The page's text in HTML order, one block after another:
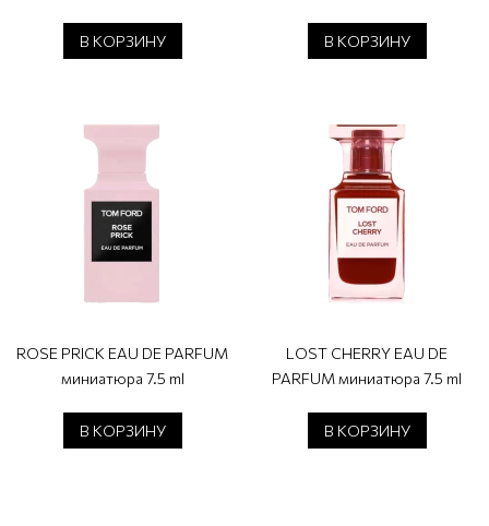
В КОРЗИНУ В КОРЗИНУ
ROSE PRICK EAU DE PARFUM
миниатюра 7.5 ml
В КОРЗИНУ
LOST CHERRY EAU DE
PARFUM миниатюра 7.5 ml
В КОРЗИНУ